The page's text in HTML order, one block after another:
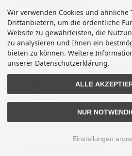
Sitemap
Altölentsorgung
Erklärung zur Barrierefreiheit
Entsorgung von Altbatterien
Abholung
Versandhinweis Checkout
Wir verwenden Cookies und ähnliche
Drittanbietern, um die ordentliche
Website zu gewährleisten, die
zu analysieren und Ihnen ein
bieten zu können. Weitere
unserer Datenschutzerklärung.
ALLE
NUR
Einstellungen